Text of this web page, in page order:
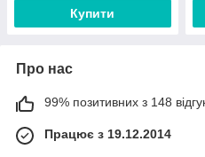
Купити
Про нас
99% позитивних з 148
Працює з 19.12.2014